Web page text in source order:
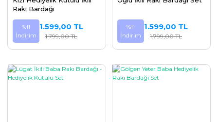
Rakı Bardağı
%11
İndirim
1.599,00 TL
1.799,00 TL
%11
İndirim
1.599,00 TL
1.799,00 TL